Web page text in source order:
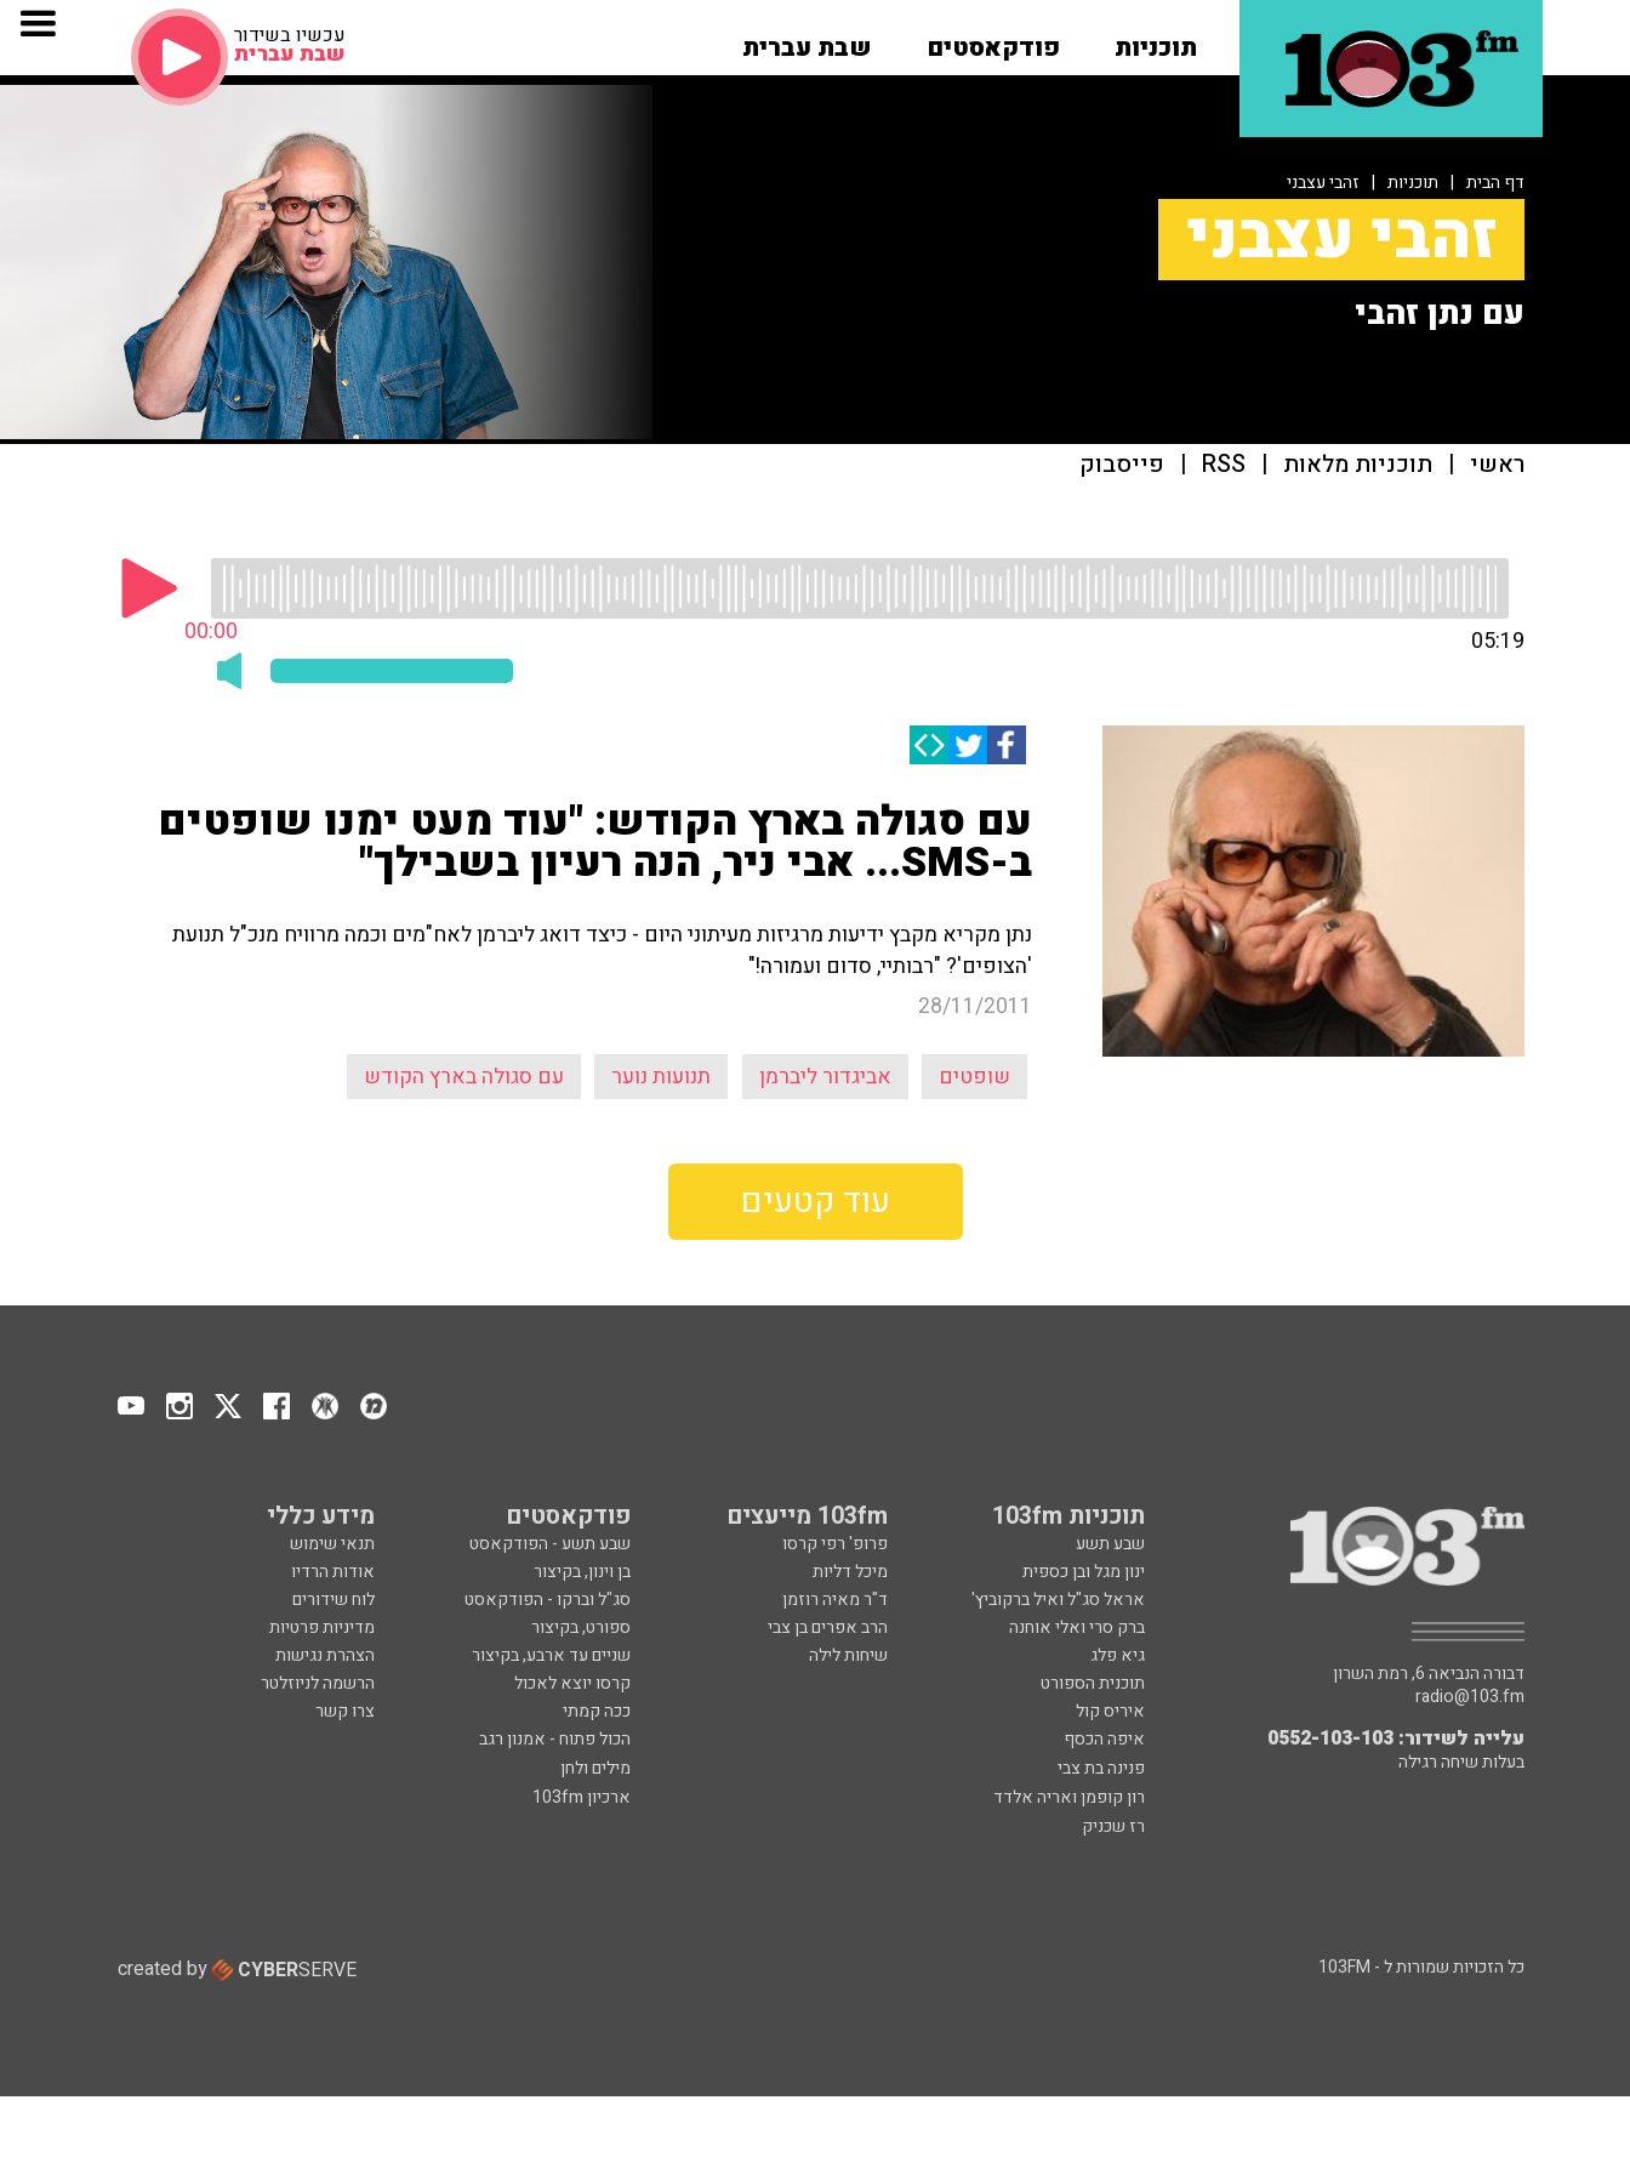
תוכניות פודקאסטים שבת עברית עכשיו בשידור
שבת עברית
דף הבית | תוכניות | זהבי עצבני
זהבי עצבני
עם נתן זהבי
ראשי | תוכניות מלאות |
RSS
| פייסבוק
00:00 05:19
עם סגולה בארץ הקודש: "עוד מעט ימנו שופטים
ב-SMS... אבי ניר, הנה רעיון בשבילך"
נתן מקריא מקבץ ידיעות מרגיזות מעיתוני היום - כיצד דואג ליברמן לאח"מים וכמה מרוויח מנכ"ל תנועת
'הצופים'? "רבותיי, סדום ועמורה!"
28/11/2011
שופטים אביגדור ליברמן תנועות נוער עם סגולה בארץ הקודש
עוד קטעים
תוכניות 103fm 103fm מייעצים פודקאסטים מידע כללי
שבע תשע פרופ' רפי קרסו שבע תשע - הפודקאסט
תנאי שימוש
ינון מגל ובן כספית
מיכל דליות בן וינון, בקיצור
אודות הרדיו
אראל סג"ל ואיל ברקוביץ'
ד"ר מאיה רוזמן סג"ל וברקו - הפודקאסט
לוח שידורים
ברק סרי ואלי אוחנה
הרב אפרים בן צבי ספורט, בקיצור
מדיניות פרטיות
גיא פלג
שיחות לילה שניים עד ארבע, בקיצור
הצהרת נגישות
תוכנית הספורט
קרסו יוצא לאכול
הרשמה לניוזלטר
איריס קול
ככה קמתי
צרו קשר
איפה הכסף
הכול פתוח - אמנון רגב
פנינה בת צבי
מילים ולחן
רון קופמן ואריה אלדד
ארכיון 103fm
רז שכניק
דבורה הנביאה 6, רמת השרון
radio@103.fm
עלייה לשידור: 0552-103-103
בעלות שיחה רגילה
כל הזכויות שמורות ל - 103FM created by CYBERSERVE